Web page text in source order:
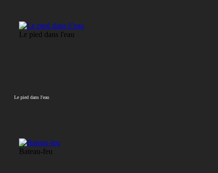
Le pied dans l'eau
Le pied dans l'eau
Bateau-feu